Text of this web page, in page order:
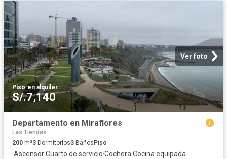
Ver foto
Piso·en alquiler
S/.7,140
Departamento en Miraflores
Las Tiendas
200 m²3 Dormitorios3 Baños Piso
·Ascensor·Cuarto de servicio·Cochera·Cocina equipada